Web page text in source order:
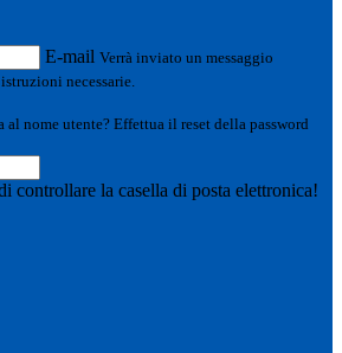
E-mail Verrà inviato un messaggio
necessarie.
al nome utente? Effettua il reset della password
controllare la casella di posta elettronica!